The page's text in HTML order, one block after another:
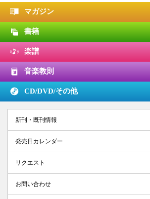
マガジン
書籍
楽譜
音楽教則
CD/DVD/その他
新刊・既刊情報
発売日カレンダー
リクエスト
お問い合わせ